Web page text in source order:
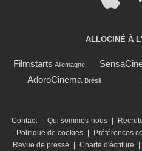
ALLOCINÉ À
Filmstarts Allemagne
AdoroCinema Brésil
Contact Qui sommes-nous
Politique de cookies
Préférences
Revue de presse
Charte d'écriture